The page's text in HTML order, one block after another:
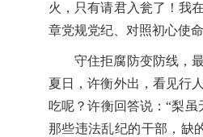
火，只有请君入瓮了！我
章党规党纪、对照初心使
守住拒腐防变防线，
夏日，许衡外出，看见行
吃呢？许衡回答说：“梨
那些违法乱纪的干部，缺